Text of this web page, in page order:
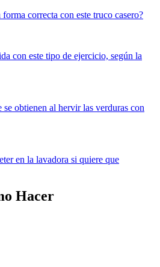
correcta con este truco casero?
con este tipo de ejercicio, según la
obtienen al hervir las verduras con
en la lavadora si quiere que
Hacer